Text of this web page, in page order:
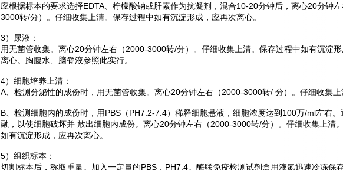
应根据标本的要求选择EDTA、柠檬酸钠或肝素作为抗凝剂，混合10-20分钟后，离心20分钟
3000转/分）。仔细收集上清。保存过程中如有沉淀形成，应再次离心。
3）尿液：
用无菌管收集。离心20分钟左右（2000-3000转/分）。仔细收集上清。保存过程中如有沉淀
离心。胸腹水、脑脊液参照此实行。
4）细胞培养上清：
A、检测分泌性的成份时，用无菌管收集。离心20分钟左右（2000-3000转/ 分）。仔细收集上
B、检测细胞内的成份时，用PBS（PH7.2-7.4）稀释细胞悬液，细胞浓度达到100万/ml左右。
融，以使细胞破坏并 放出细胞内成份。离心20分钟左右（2000-3000转/分）。仔细收集上清
如有沉淀形成，应再次离心。
5）组织标本：
切割标本后，称取重量。加入一定量的PBS，PH7.4。酶联免疫检测试剂盒用液氮迅速冷冻保